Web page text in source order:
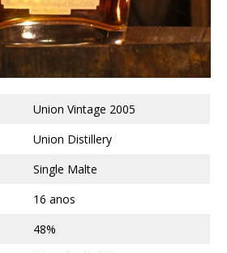
Union Vintage 2005
Union Distillery
Single Malte
16 anos
48%